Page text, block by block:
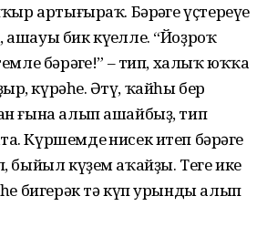
артығыраҡ. Бәрәңге үҫтереүе
бик күңелле. “Йоҙроҡ
бәрәңге!” – тип, халыҡ юҡҡа
күрәһең. Әтү, ҡайһы бер
ғына алып ашайбыҙ, тип
Күршемдең нисек итеп бәрәң­ге
быйыл күҙем аҡайҙы. Теге ике
бигерәк тә күп урынды алып